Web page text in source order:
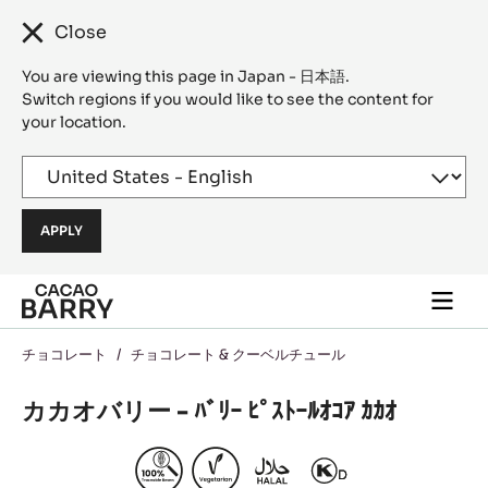
Close
You are viewing this page in Japan - 日本語.
Switch regions if you would like to see the content for
your location.
Skip to main content
main
チョコレート / チョコレート & クーベルチュール
カカオバリー - ﾊﾞﾘｰ ﾋﾟｽﾄｰﾙｵｺｱ ｶｶｵ